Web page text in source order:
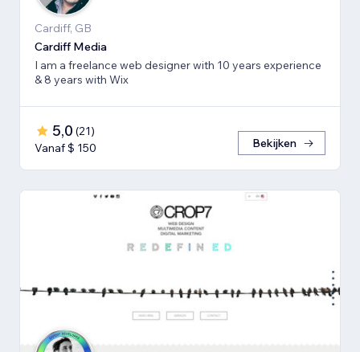
Cardiff, GB
Cardiff Media
I am a freelance web designer with 10 years experience
& 8 years with Wix
5,0 (21)
Vanaf $ 150
Bekijken